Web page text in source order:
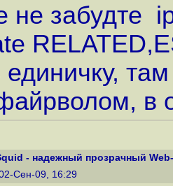
не забудте
в
- надежный прозрачный
Сен-09, 16:29